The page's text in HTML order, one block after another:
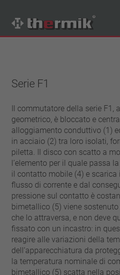
contatto di apertura
contatto di chiusura
Campo di temperatura
temperatura standard (60 –
alta temperatura (205 – 250 °C)
Classe di potenza
1,6 A – 7,5 A
4 A – 25 A
13,5 A – 42 A
25 A – 75 A
Resettaggio
ripristino automatico
aggancio (non ripristino
Isolamento
con isolamento
senza isolamento
Allacciamento
cavetto
filo metallico
Approvazioni
VDE
UL
ENEC
IEC
applicare filtri
Eliminare filtro
Serie F1
Il commutatore della serie F1,
geometrico, è bloccato e
alloggiamento conduttivo (1)
in acciaio (2) tra loro isolati,
piletta. Il disco con scatto a
l’elemento per il quale passa
il contatto mobile (4) e
flusso di corrente e dal
pressione sul contatto è
bimetallico (5) viene
che lo attraversa, e non deve
fissato con un incastro: in
reagire alle variazioni della
dell’apparecchiatura da
la temperatura nominale di
bimetallico (5) scatta nella